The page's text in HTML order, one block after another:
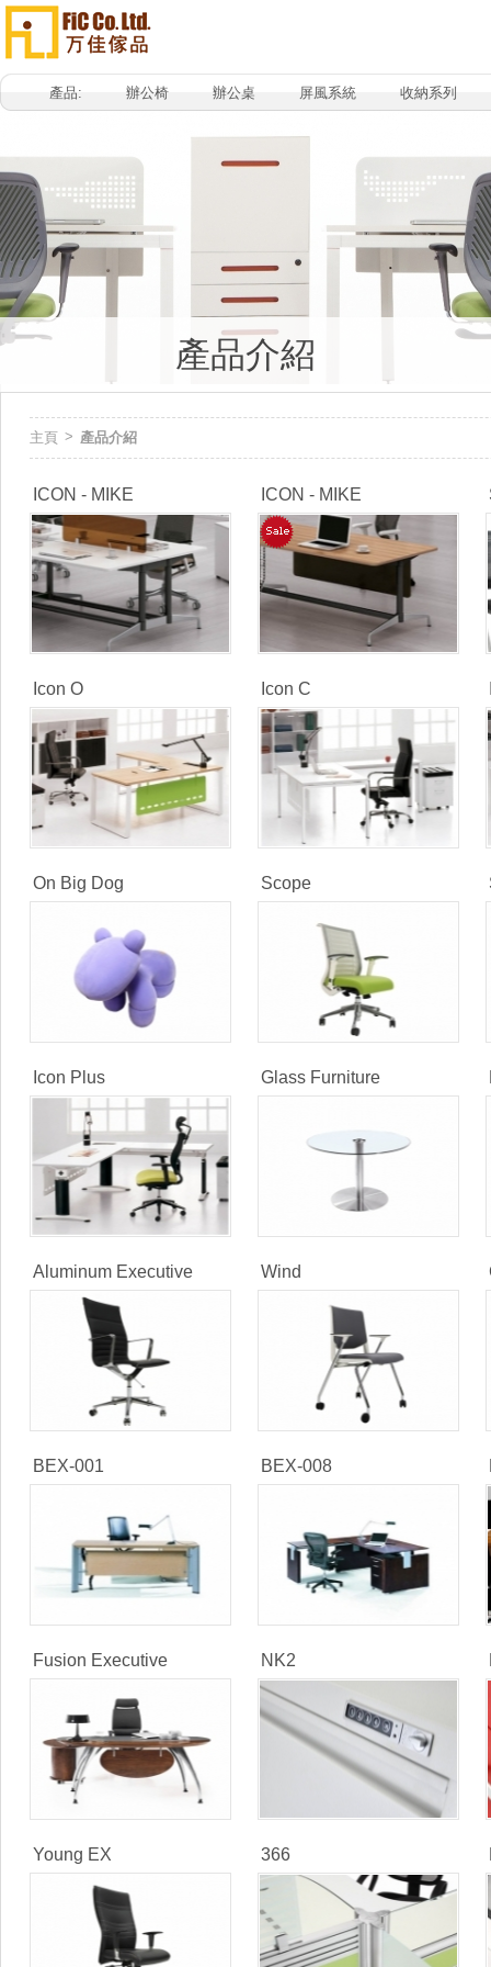
產品: 辦公椅 辦公桌 屏風系統 收納系列
產品介紹
主頁 > 產品介紹
ICON - MIKE ICON - MIKE
Icon O Icon C
On Big Dog Scope
Icon Plus Glass Furniture
Aluminum Executive Wind
BEX-001 BEX-008
Fusion Executive NK2
Young EX 366